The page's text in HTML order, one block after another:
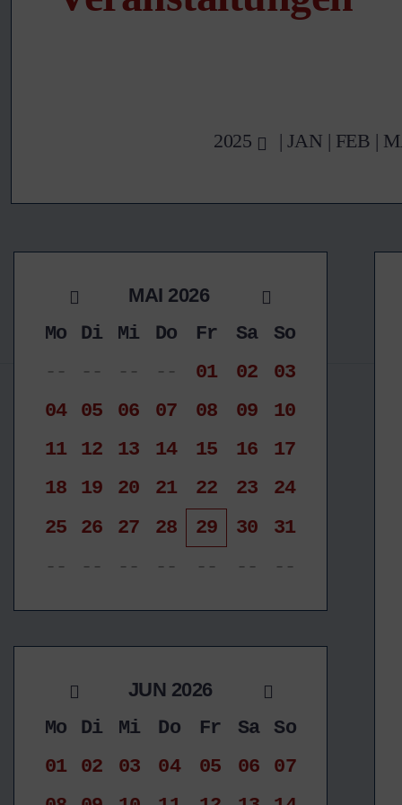
2025 | JAN | FEB |
MAI 2026
Mo
Di Mi Do Fr Sa
So
--
-- -- -- 01 02
03
04
05 06 07 08 09
10
11
12 13 14 15 16
17
18
19 20 21 22 23
24
25
26 27 28 29 30
31
--
-- -- -- -- -- --
JUN 2026
Mo
Di Mi Do Fr Sa
So
01
02 03 04 05 06
07